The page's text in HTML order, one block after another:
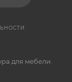
для мебели.